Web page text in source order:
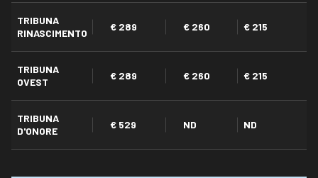
TRIBUNA
RINASCIMENTO
€ 289 € 260 € 215
TRIBUNA
OVEST
€ 289 € 260 € 215
TRIBUNA
D'ONORE
€ 529 ND ND